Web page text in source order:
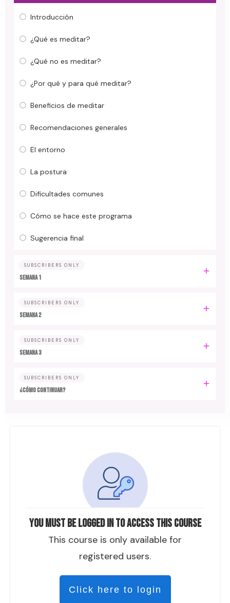
You must be logged in to access this course
This course is only available for
registered users.
Click here to login
Introducción
¿Qué es meditar?
¿Qué no es meditar?
¿Por qué y para qué meditar?
Beneficios de meditar
Recomendaciones generales
El entorno
La postura
Dificultades comunes
Cómo se hace este programa
Sugerencia final
SUBSCRIBERS ONLY
Semana 1
SUBSCRIBERS ONLY
Semana 2
SUBSCRIBERS ONLY
Semana 3
SUBSCRIBERS ONLY
¿Cómo continuar?